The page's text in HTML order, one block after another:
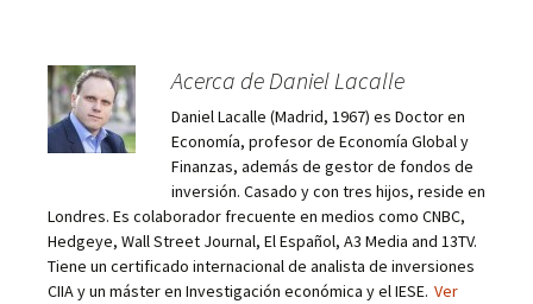
Acerca de Daniel Lacalle
Daniel Lacalle (Madrid, 1967) es Doctor en
Economía, profesor de Economía Global y
Finanzas, además de gestor de fondos de
inversión. Casado y con tres hijos, reside en
Londres. Es colaborador frecuente en medios como CNBC,
Hedgeye, Wall Street Journal, El Español, A3 Media and 13TV.
Tiene un certificado internacional de analista de inversiones
CIIA y un máster en Investigación económica y el IESE. Ver